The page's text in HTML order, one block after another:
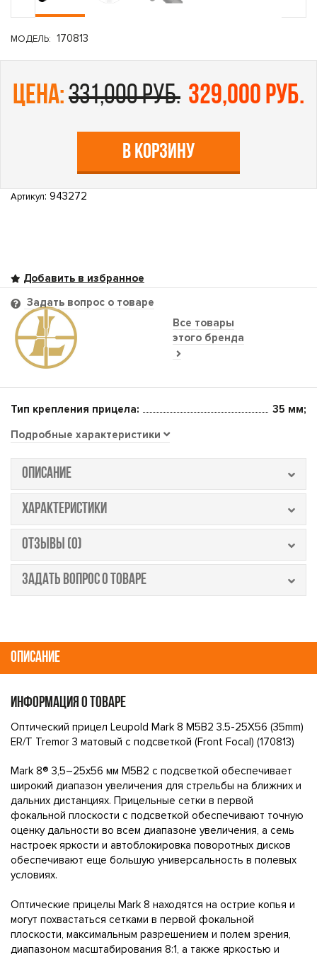
МОДЕЛЬ: 170813
цена:331,000 руб. 329,000 руб.
В КОРЗИНУ
Артикул: 943272
Все товары
этого бренда
Задать вопрос о товаре
Тип крепления прицела:
35 мм;
Подробные характеристики
ОПИСАНИЕ
ХАРАКТЕРИСТИКИ
ОТЗЫВЫ (0)
ЗАДАТЬ ВОПРОС О ТОВАРЕ
ОПИСАНИЕ
ИНФОРМАЦИЯ О ТОВАРЕ
Оптический прицел Leupold Mark 8 M5B2 3.5-25X56 (35mm)
ER/T Tremor 3 матовый с подсветкой (Front Focal) (170813)
Mark 8® 3,5–25x56 мм M5B2 с подсветкой обеспечивает
широкий диапазон увеличения для стрельбы на ближних и
дальних дистанциях. Прицельные сетки в первой
фокальной плоскости с подсветкой обеспечивают точную
оценку дальности во всем диапазоне увеличения, а семь
настроек яркости и автоблокировка поворотных дисков
обеспечивают еще большую универсальность в полевых
условиях.
Оптические прицелы Mark 8 находятся на острие копья и
могут похвастаться сетками в первой фокальной
плоскости, максимальным разрешением и полем зрения,
диапазоном масштабирования 8:1, а также яркостью и